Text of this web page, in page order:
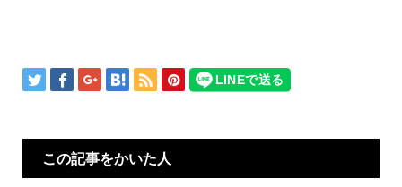
この記事をかいた人